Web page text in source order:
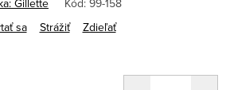
Gillette Kód: 99-158
sa
Strážiť Zdieľať